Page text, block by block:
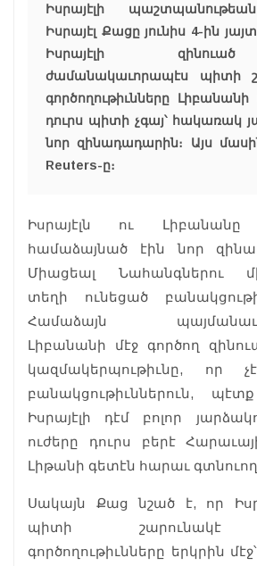
Իսրայէլի
Իսրայէլ Քացը յունիս 4-ին
Իսրայէլի
ժամանակաւորապէս պիտի
գործողութիւնները Լիբանանի
դուրս պիտի չգայ՝ հակառակ
նոր զինադադարին։ Այս
Reuters-ը։
Իսրայէլն ու Լիբանանը
համաձայնած էին նոր
Միացեալ Նահանգներու
տեղի ունեցած
Համաձայն
Լիբանանի մէջ գործող
կազմակերպութիւնը, որ
բանակցութիւններուն,
Իսրայէլի դէմ բոլոր
ուժերը դուրս բերէ
Լիթանի գետէն հարաւ գտնուող
Սակայն Քաց նշած է, որ
պիտի շարունակէ
գործողութիւնները երկրին